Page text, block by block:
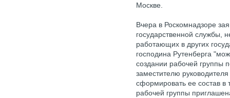
Москве.
Вчера в Роскомнадзоре
государственной службы,
работающих в других
господина Рутенберга
создании рабочей группы
заместителю
сформировать ее состав в
рабочей группы